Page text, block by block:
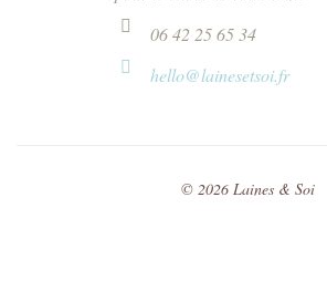
© 2026Laines & Soi
06 42 25 65 34
hello@lainesetsoi.fr